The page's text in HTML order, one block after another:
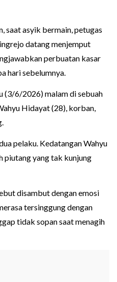
saat asyik bermain, petugas
datang menjemput
perbuatan kasar
hari sebelumnya.
(3/6/2026) malam di sebuah
Hidayat (28), korban,
pelaku. Kedatangan Wahyu
piutang yang tak kunjung
disambut dengan emosi
tersinggung dengan
tidak sopan saat menagih